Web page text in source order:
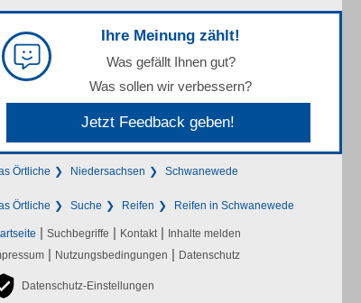
Ihre Meinung zählt!
Was gefällt Ihnen gut?
Was sollen wir verbessern?
Jetzt Feedback geben!
Örtliche Niedersachsen Schwanewede
Örtliche Suche Reifen Reifen in Schwanewede
| Suchbegriffe | Kontakt | Inhalte melden
| Nutzungsbedingungen | Datenschutz
Datenschutz-Einstellungen